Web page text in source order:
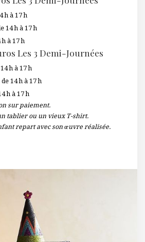
h à 17 h
14 h à 17 h
à 17 h
Les 3 Demi-Journées
h à 17 h
14 h à 17 h
h à 17 h
sur paiement.
tablier ou un vieux T-shirt.
repart avec son œuvre réalisée.